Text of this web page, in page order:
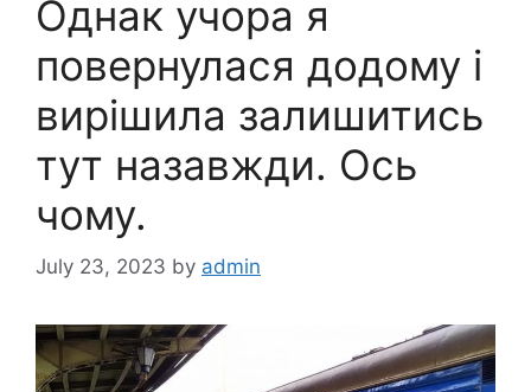
Однак учора я
повернулася додому і
вирішила залишитись
тут назавжди. Ось
чому.
July 23, 2023 by admin